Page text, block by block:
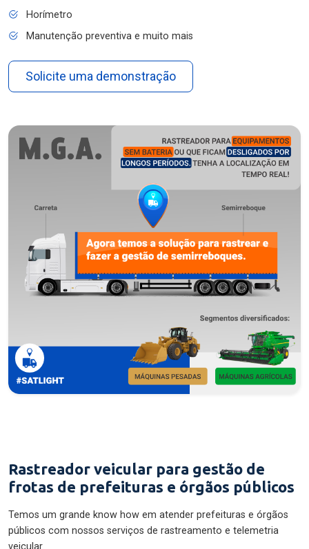
Horímetro
Manutenção preventiva e muito mais
Solicite uma demonstração
Rastreador veicular para gestão de
frotas de prefeituras e órgãos públicos
Temos um grande know how em atender prefeituras e órgãos
públicos com nossos serviços de rastreamento e telemetria
veicular.